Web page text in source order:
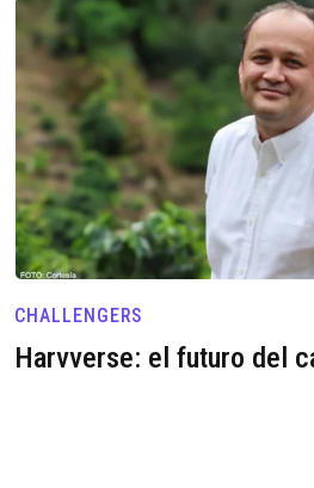
CHALLENGERS
Harvverse: el futuro del